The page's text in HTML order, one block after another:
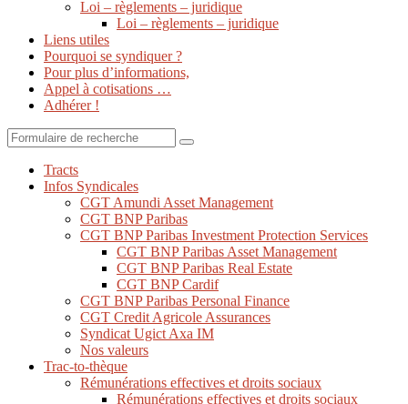
Loi – règlements – juridique
Loi – règlements – juridique
Liens utiles
Pourquoi se syndiquer ?
Pour plus d’informations,
Appel à cotisations …
Adhérer !
Search
Tracts
Infos Syndicales
CGT Amundi Asset Management
CGT BNP Paribas
CGT BNP Paribas Investment Protection Services
CGT BNP Paribas Asset Management
CGT BNP Paribas Real Estate
CGT BNP Cardif
CGT BNP Paribas Personal Finance
CGT Credit Agricole Assurances
Syndicat Ugict Axa IM
Nos valeurs
Trac-to-thèque
Rémunérations effectives et droits sociaux
Rémunérations effectives et droits sociaux